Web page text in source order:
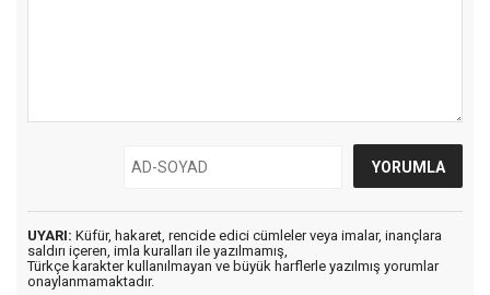
UYARI: Küfür, hakaret, rencide edici cümleler veya imalar, inançlara
saldırı içeren, imla kuralları ile yazılmamış,
Türkçe karakter kullanılmayan ve büyük harflerle yazılmış yorumlar
onaylanmamaktadır.